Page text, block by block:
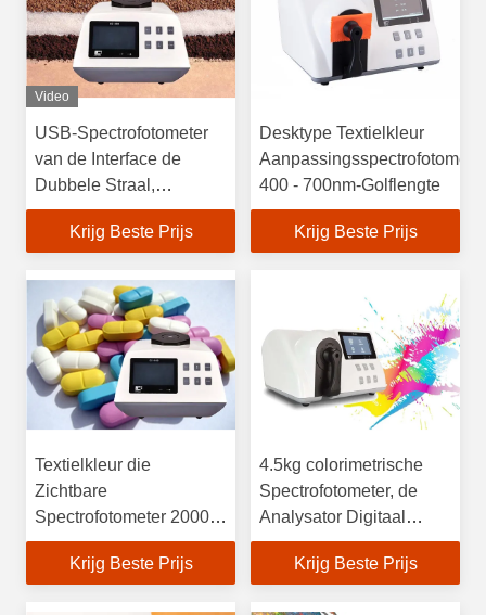
Video
USB-Spectrofotometer
van de Interface de
Dubbele Straal,
Spectrofotometer voor
Kleur die 5 aanpassen“
Krijg Beste Prijs
Desktype Textielkleur
400 - 700nm-Golflengte
Krijg Beste Prijs
Textielkleur die
Zichtbare
Spectrofotometer 20000
de Gegevensopslag
lezen van Testresultaten
Krijg Beste Prijs
4.5kg colorimetrische
Spectrofotometer, de
Analysator Digitaal
Zijwaarts Kaliber van het
Kleurenspectrum
Krijg Beste Prijs